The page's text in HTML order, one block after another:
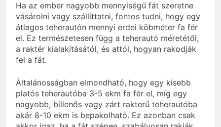
Ha az ember nagyobb mennyiségű fát szeretne
vásárolni vagy szállíttatni, fontos tudni, hogy egy
átlagos teherautón mennyi erdei köbméter fa fér
el. Ez természetesen függ a teherautó méretétől,
a raktér kialakításától, és attól, hogyan rakodják
fel a fát.
Általánosságban elmondható, hogy egy kisebb
platós teherautóba 3-5 ekm fa fér el, míg egy
nagyobb, billenős vagy zárt rakterű teherautóba
akár 8-10 ekm is bepakolható. Ez azonban csak